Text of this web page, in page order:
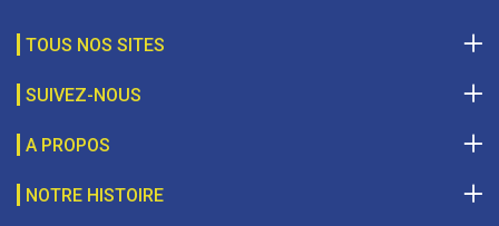
TOUS NOS SITES
SUIVEZ-NOUS
A PROPOS
NOTRE HISTOIRE